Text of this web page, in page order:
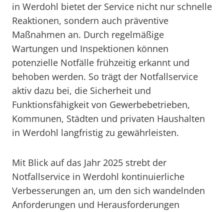
in Werdohl bietet der Service nicht nur schnelle
Reaktionen, sondern auch präventive
Maßnahmen an. Durch regelmäßige
Wartungen und Inspektionen können
potenzielle Notfälle frühzeitig erkannt und
behoben werden. So trägt der Notfallservice
aktiv dazu bei, die Sicherheit und
Funktionsfähigkeit von Gewerbebetrieben,
Kommunen, Städten und privaten Haushalten
in Werdohl langfristig zu gewährleisten.
Mit Blick auf das Jahr 2025 strebt der
Notfallservice in Werdohl kontinuierliche
Verbesserungen an, um den sich wandelnden
Anforderungen und Herausforderungen